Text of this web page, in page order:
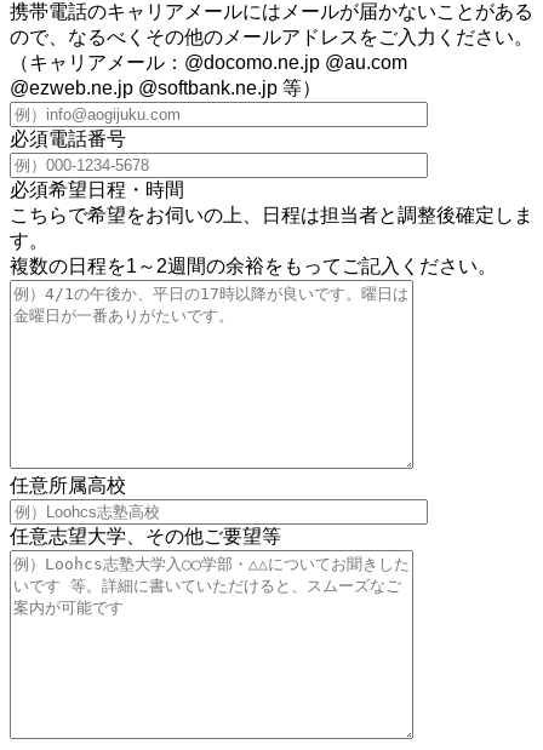
携帯電話のキャリアメールにはメールが届かないことがある
ので、なるべくその他のメールアドレスをご入力ください。
（キャリアメール：@docomo.ne.jp @au.com
@ezweb.ne.jp @softbank.ne.jp 等）
必須電話番号
必須希望日程・時間
こちらで希望をお伺いの上、日程は担当者と調整後確定しま
す。
複数の日程を1～2週間の余裕をもってご記入ください。
任意所属高校
任意志望大学、その他ご要望等